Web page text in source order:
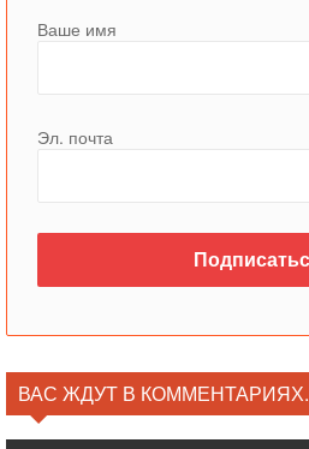
Ваше имя
Эл. почта
ВАС ЖДУТ В КОММЕНТАРИЯХ.